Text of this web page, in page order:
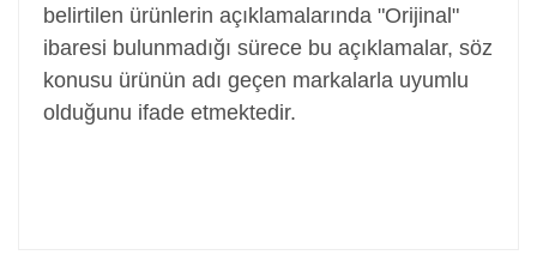
belirtilen ürünlerin açıklamalarında "Orijinal"
ibaresi bulunmadığı sürece bu açıklamalar, söz
konusu ürünün adı geçen markalarla uyumlu
olduğunu ifade etmektedir.